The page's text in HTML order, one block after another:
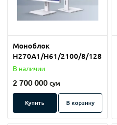
Моноблок
Н270A1/H61/2100/8/128
В наличии
2 700 000 сум
Купить В корзину